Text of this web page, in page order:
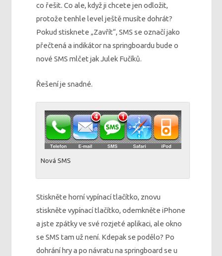
co řešit. Co ale, když ji chcete jen odložit,
protože tenhle level ještě musíte dohrát?
Pokud stisknete „Zavřít“, SMS se označí jako
přečtená a indikátor na springboardu bude o
nové SMS mlčet jak Julek Fučíků.
Řešení je snadné.
Nová SMS
Stiskněte horní vypínací tlačítko, znovu
stiskněte vypínací tlačítko, odemkněte iPhone
a jste zpátky ve své rozjeté aplikaci, ale okno
se SMS tam už není. Kdepak se podělo? Po
dohrání hry a po návratu na springboard se u